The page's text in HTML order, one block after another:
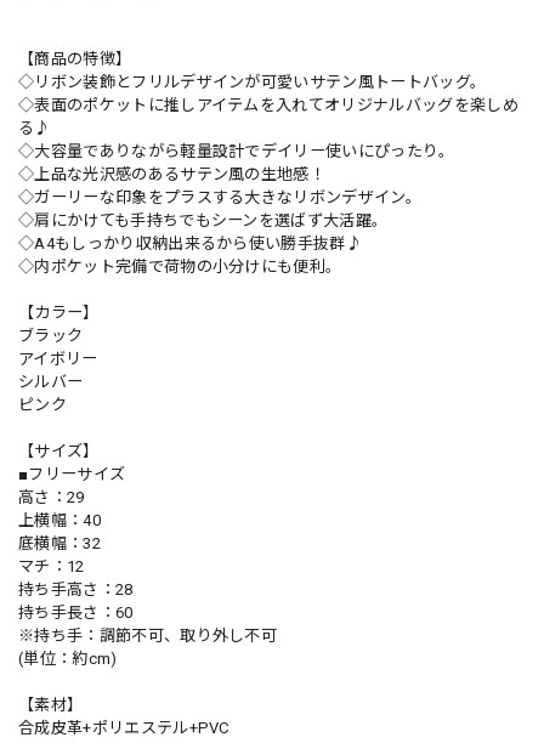
【商品の特徴】
◇リボン装飾とフリルデザインが可愛いサテン風トートバッグ。
◇表面のポケットに推しアイテムを入れてオリジナルバッグを楽しめ
る♪
◇大容量でありながら軽量設計でデイリー使いにぴったり。
◇上品な光沢感のあるサテン風の生地感！
◇ガーリーな印象をプラスする大きなリボンデザイン。
◇肩にかけても手持ちでもシーンを選ばず大活躍。
◇A4もしっかり収納出来るから使い勝手抜群♪
◇内ポケット完備で荷物の小分けにも便利。
【カラー】
ブラック
アイボリー
シルバー
ピンク
【サイズ】
■フリーサイズ
高さ：29
上横幅：40
底横幅：32
マチ：12
持ち手高さ：28
持ち手長さ：60
※持ち手：調節不可、取り外し不可
(単位：約cm)
【素材】
合成皮革+ポリエステル+PVC